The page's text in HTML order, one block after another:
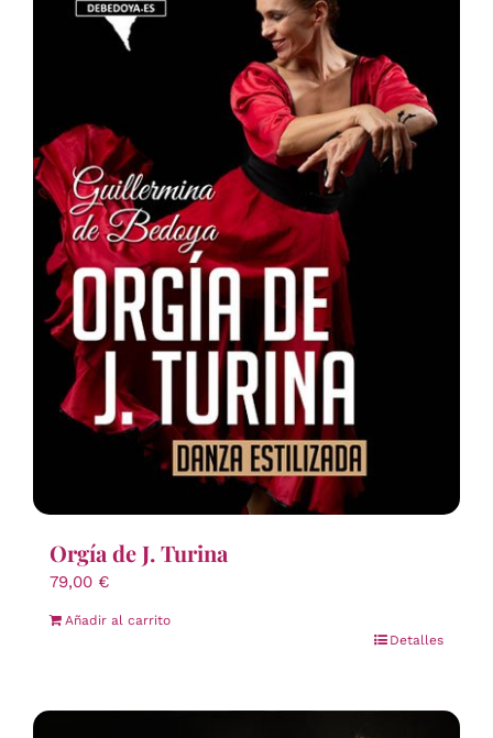
Orgía de J. Turina
79,00 €
Añadir al carrito
Detalles